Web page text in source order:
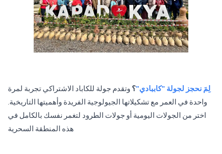
لِمَ نحجز لجولة "كاببادي"؟ وتقدم جولة للكاباد الاشتراكي تجربة لمرة
واحدة في العمر مع تشكيلاتها الجيولوجية الفريدة وأهميتها التاريخية.
اختر من الجولات اليومية أو جولات الطرود لتغمر نفسك بالكامل في
هذه المنطقة السحرية